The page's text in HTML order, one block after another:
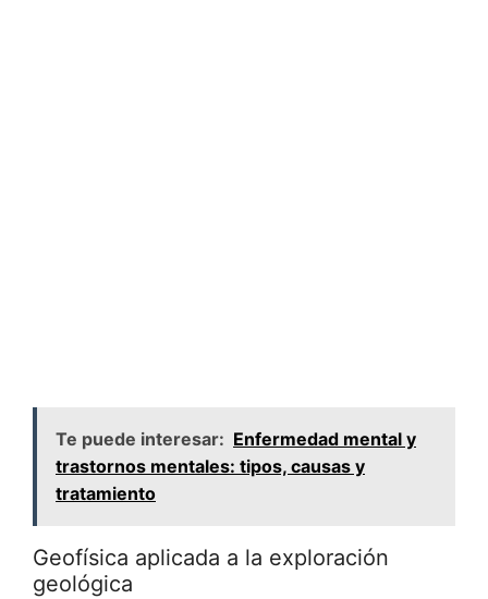
Te puede interesar: Enfermedad mental y
trastornos mentales: tipos, causas y
tratamiento
Geofísica aplicada a la exploración
geológica